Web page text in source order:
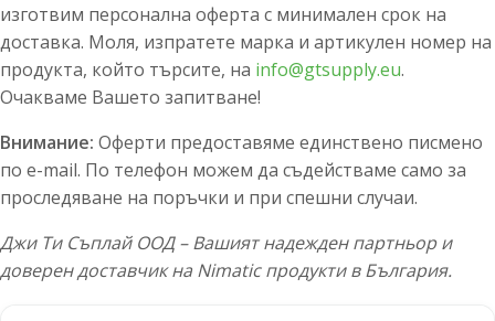
изготвим персонална оферта с минимален срок на
доставка. Моля, изпратете марка и артикулен номер на
продукта, който търсите, на info@gtsupply.eu.
Очакваме Вашето запитване!
Внимание: Оферти предоставяме единствено писмено
по e-mail. По телефон можем да съдействаме само за
проследяване на поръчки и при спешни случаи.
Джи Ти Съплай ООД – Вашият надежден партньор и
доверен доставчик на Nimatic продукти в България.